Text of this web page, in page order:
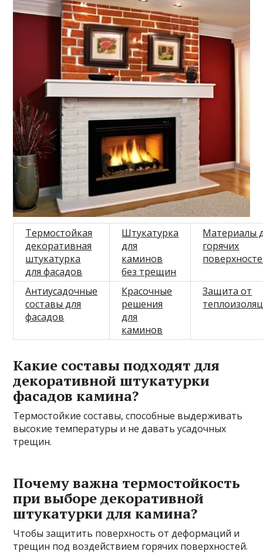
Термостойкая
декоративная
штукатурка
для фасадов
Штукатурка
для
каминов
без трещин
Материалы
горячих
Антиусадочные
составы для
фасадов
Красочные
решения
для
каминов
Защита от
Какие составы подходят для
декоративной штукатурки
фасадов камина?
Термостойкие составы, способные выдерживать
высокие температуры и не давать усадочных
трещин.
Почему важна термостойкость
при выборе декоративной
штукатурки для камина?
Чтобы защитить поверхность от деформаций и
трещин под воздействием горячих поверхностей.